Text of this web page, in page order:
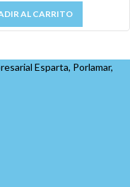
AL CARRITO
Esparta, Porlamar,